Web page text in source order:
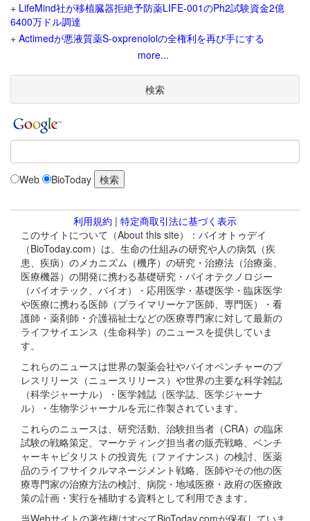
+ LifeMind社が移植臓器拒絶予防薬LIFE-001のPh2試験資金2億
6400万ドル調達
+ Actimedが悪液質薬S-oxprenololの全権利を再び手にする
more...
検索
Web BioToday
利用規約 | 特定商取引法に基づく表示
このサイトについて（About this site）：バイオトゥデイ
（BioToday.com）は、生命の仕組みの研究や人の病気（疾
患、疾病）のメカニズム（機序）の研究・治療法（治療薬、
医療機器）の開発に携わる基礎研究・バイオテクノロジー
（バイオテック、バイオ）・応用医学・基礎医学・臨床医学
や医療に携わる医師（プライマリーケア医師、専門医）・看
護師・薬剤師・介護福祉士などの医療専門家に対して最新の
ライフサイエンス（生命科学）のニュースを提供していま
す。
これらのニュースは世界の製薬会社やバイオベンチャーのプ
レスリリース（ニュースリリース）や世界の主要な科学雑誌
（科学ジャーナル）・医学雑誌（医学誌、医学ジャーナ
ル）・生物学ジャーナルを元に作製されています。
これらのニュースは、研究活動、治験担当者（CRA）の臨床
試験の戦略策定、マーケティング担当者の販売戦略、ベンチ
ャーキャピタリストの投資先（ファイナンス）の検討、医薬
品のライフサイクルマネージメント戦略、医師やその他の医
療専門家の治療方法の検討、病院・地域医療・政府の医療政
策の計画・実行を補助する資料として利用できます。